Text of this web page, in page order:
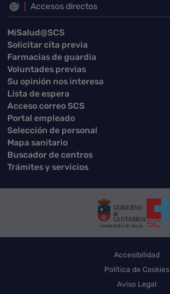
Accesos directos
MiSalud@SCS
Solicitar cita previa
Farmacias de guardia
Voluntades previas
Su opinión nos interesa
Lista de espera
Acceso correo SCS
Portal empleado
Selección de personal
Mapa sanitario
Buscador de centros
Trámites y servicios
Accesibilidad
Política de Cookies
Aviso Legal